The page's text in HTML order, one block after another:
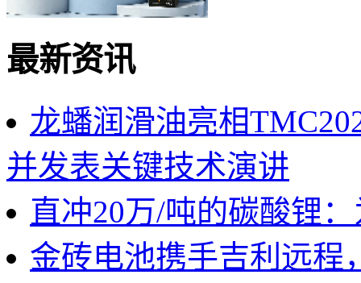
最新资讯
龙蟠润滑油亮相
并发表关键技术演讲
直冲20万/吨的碳酸锂
金砖电池携手吉利远程